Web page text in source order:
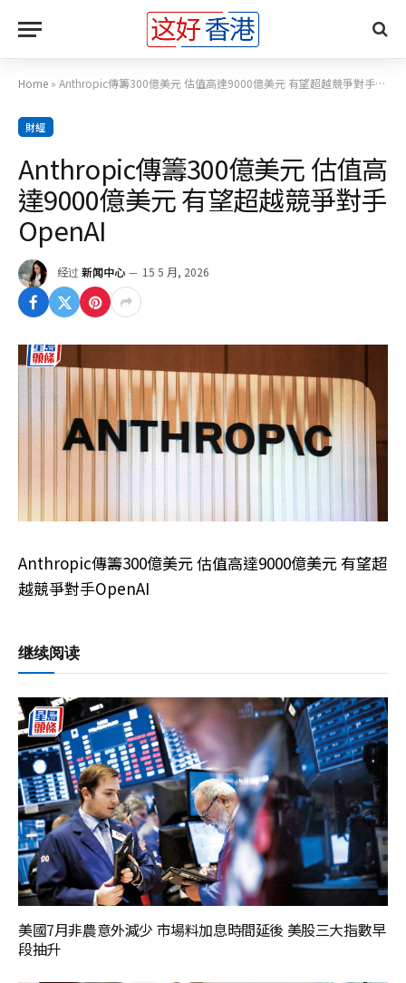
Home » Anthropic傳籌300億美元 估值高達9000億美元 有望超越競爭對手OpenAI
財經
Anthropic傳籌300億美元 估值高
達9000億美元 有望超越競爭對手
OpenAI
经过 新闻中心 15 5 月, 2026
Anthropic傳籌300億美元 估值高達9000億美元 有望超
越競爭對手OpenAI
继续阅读
美國7月非農意外減少 市場料加息時間延後 美股三大指數早
段抽升